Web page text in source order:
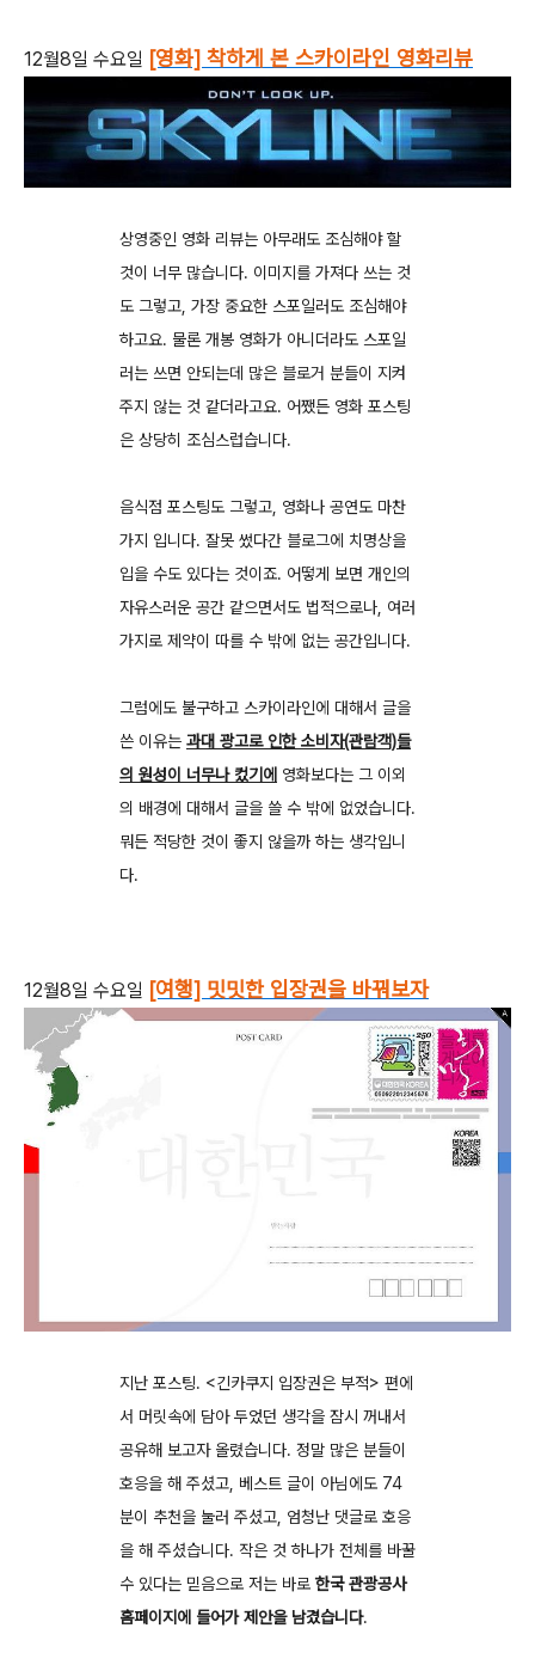
12월8일 수요일 [영화] 착하게 본 스카이라인 영화리뷰
상영중인 영화 리뷰는 아무래도 조심해야 할
것이 너무 많습니다. 이미지를 가져다 쓰는 것
도 그렇고, 가장 중요한 스포일러도 조심해야
하고요. 물론 개봉 영화가 아니더라도 스포일
러는 쓰면 안되는데 많은 블로거 분들이 지켜
주지 않는 것 같더라고요. 어쨌든 영화 포스팅
은 상당히 조심스럽습니다.
음식점 포스팅도 그렇고, 영화나 공연도 마찬
가지 입니다. 잘못 썼다간 블로그에 치명상을
입을 수도 있다는 것이죠. 어떻게 보면 개인의
자유스러운 공간 같으면서도 법적으로나, 여러
가지로 제약이 따를 수 밖에 없는 공간입니다.
그럼에도 불구하고 스카이라인에 대해서 글을
쓴 이유는 과대 광고로 인한 소비자(관람객)들
의 원성이 너무나 컸기에 영화보다는 그 이외
의 배경에 대해서 글을 쓸 수 밖에 없었습니다.
뭐든 적당한 것이 좋지 않을까 하는 생각입니
다.
12월8일 수요일 [여행] 밋밋한 입장권을 바꿔보자
지난 포스팅. <긴카쿠지 입장권은 부적> 편에
서 머릿속에 담아 두었던 생각을 잠시 꺼내서
공유해 보고자 올렸습니다. 정말 많은 분들이
호응을 해 주셨고, 베스트 글이 아님에도 74
분이 추천을 눌러 주셨고, 엄청난 댓글로 호응
을 해 주셨습니다. 작은 것 하나가 전체를 바꿀
수 있다는 믿음으로 저는 바로 한국 관광공사
홈페이지에 들어가 제안을 남겼습니다.